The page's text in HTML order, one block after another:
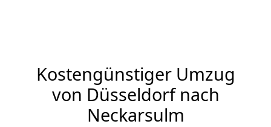
Kostengünstiger Umzug
von Düsseldorf nach
Neckarsulm